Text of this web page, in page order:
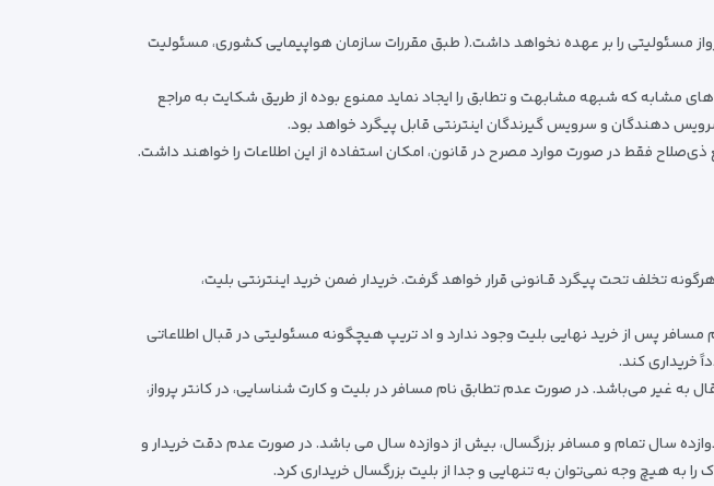
مسئولیتی را بر عهده نخواهد داشت.( طبق مقررات سازمان هواپیمایی کشوری، مسئولیت
های مشابه که شبهه مشابهت و تطابق را ایجاد نماید ممنوع بوده از طریق شکایت به مراجع
سرویس دهندگان و سرویس گیرندگان اینترنتی قابل پیگرد خواهد بود.
فقط در صورت موارد مصرح در قانون، امکان استفاده از این اطلاعات را خواهند داشت.
تخلف تحت پیگرد قـانونی قرار خواهد گرفت. خریدار ضمن خرید ایـنترنتی بلیت،
پس از خرید نهایی بلیت وجود ندارد و اد تریپ هیچگونه مسئولیتی در قبال اطلاعاتی
خریداری کند.
می‌باشد. در صورت عدم تطابق نام مسافر در بلیت و کارت شناسایی، در کانتر پرواز،
سال تمام و مسافر بزرگسال، بیش از دوازده سال می باشد. در صورت عدم دقت خریدار و
به هیچ وجه نمی‌توان به تنهایی و جدا از بلیت بزرگسال خریداری کرد.